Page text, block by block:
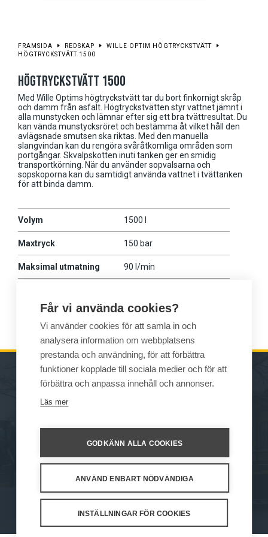
FRAMSIDA REDSKAP
WILLE OPTIM HÖGTRYCKSTVÄTT
HÖGTRYCKSTVÄTT 1500
HÖGTRYCKSTVÄTT 1500
Med Wille Optims högtryckstvätt tar du bort finkornigt skråp
och damm från asfalt. Högtryckstvätten styr vattnet jämnt i
alla munstycken och lämnar efter sig ett bra tvättresultat. Du
kan vända munstycksröret och bestämma åt vilket håll den
avlägsnade smutsen ska riktas. Med den manuella
slangvindan kan du rengöra svåråtkomliga områden som
portgångar. Skvalpskotten inuti tanken ger en smidig
transportkörning. När du använder sopvalsarna och
sopskoporna kan du samtidigt använda vattnet i tvättanken
för att binda damm.
Volym 1500 l
Maxtryck 150 bar
Maksimal utmatning 90 l/min
675-875
MASKINER
REDSKAP
SERVICE OCH
FÖRSÄLJNING
Privacy Statement Privacy Policy
Cookie Settings
Får vi använda cookies?
Vi använder cookies för att samla in och
analysera information om webbplatsens
prestanda och användning, för att förbättra
funktioner kopplade till sociala medier och för att
förbättra och anpassa innehåll och annonser.
Läs mer
GODKÄNN ALLA COOKIES
ANVÄND ENBART NÖDVÄNDIGA
INSTÄLLNINGAR FÖR COOKIES